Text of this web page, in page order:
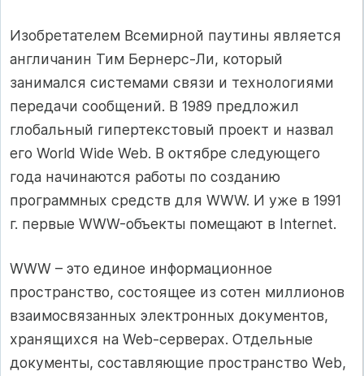
Изобретателем Всемирной паутины является
англичанин Тим Бернерс-Ли, который
занимался системами связи и технологиями
передачи сообщений. В 1989 предложил
глобальный гипертекстовый проект и назвал
его World Wide Web. В октябре следующего
года начинаются работы по созданию
программных средств для WWW. И уже в 1991
г. первые WWW-объекты помещают в Internet.
WWW – это единое информационное
пространство, состоящее из сотен миллионов
взаимосвязанных электронных документов,
хранящихся на Web-серверах. Отдельные
документы, составляющие пространство Web,